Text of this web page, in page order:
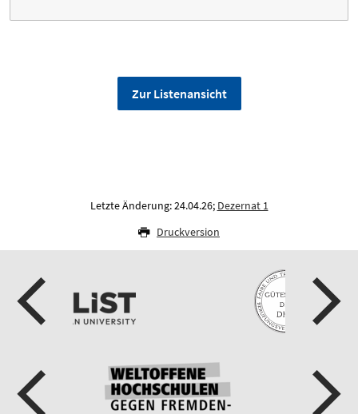
Zur Listenansicht
Letzte Änderung: 24.04.26; Dezernat 1
Druckversion